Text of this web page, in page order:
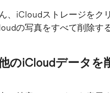
、iCloudストレージをク
の写真をすべて削除す
のiCloudデータを